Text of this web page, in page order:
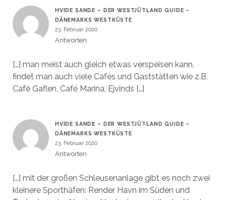
HVIDE SANDE – DER WESTJÜTLAND GUIDE –
DÄNEMARKS WESTKÜSTE
23. Februar 2020
Antworten
[…] man meist auch gleich etwas verspeisen kann,
findet man auch viele Cafés und Gaststätten wie z.B.
Café Gaflen, Café Marina, Ejvinds […]
HVIDE SANDE – DER WESTJÜTLAND GUIDE –
DÄNEMARKS WESTKÜSTE
23. Februar 2020
Antworten
[…] mit der großen Schleusenanlage gibt es noch zwei
kleinere Sporthäfen: Render Havn im Süden und